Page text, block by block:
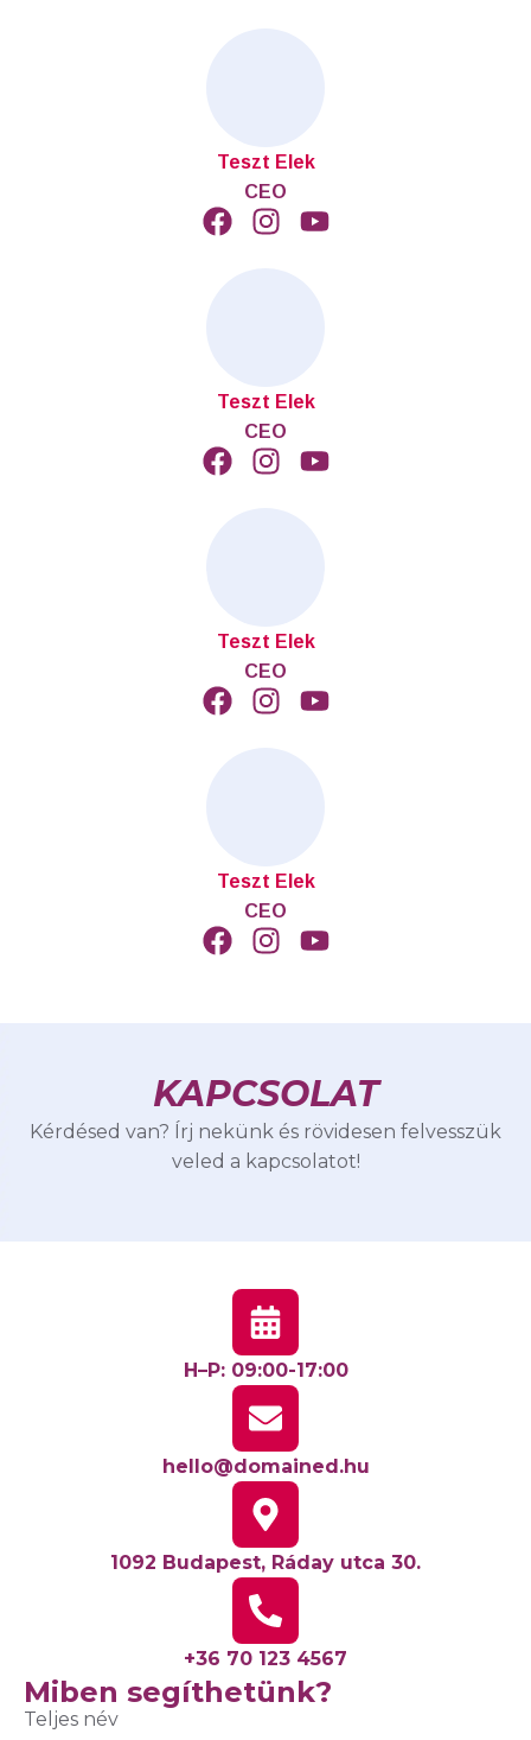
Teszt Elek
CEO
Teszt Elek
CEO
Teszt Elek
CEO
Teszt Elek
CEO
KAPCSOLAT
Kérdésed van? Írj nekünk és rövidesen felvesszük
veled a kapcsolatot!
Miben segíthetünk?
Teljes név
H–P: 09:00-17:00
hello@domained.hu
1092 Budapest, Ráday utca 30.
+36 70 123 4567